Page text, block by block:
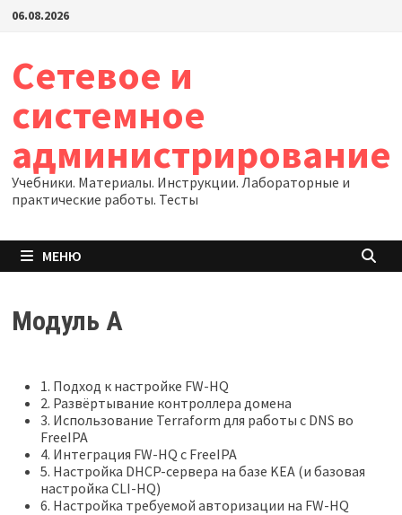
Перейти
06.08.2026
Сетевое и
системное
администрирование
Учебники. Материалы. Инструкции. Лабораторные и
практические работы. Тесты
МЕНЮ
Модуль А
1. Подход к настройке FW-HQ
2. Развёртывание контроллера домена
3. Использование Terraform для работы с DNS во
FreeIPA
4. Интеграция FW-HQ с FreeIPA
5. Настройка DHCP-сервера на базе KEA (и базовая
настройка CLI-HQ)
6. Настройка требуемой авторизации на FW-HQ